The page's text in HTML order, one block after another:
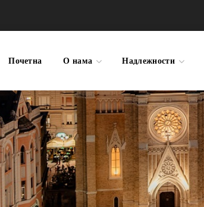
Почетна О нама Надлежности